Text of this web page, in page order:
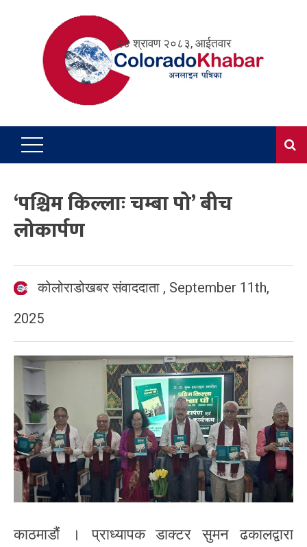
२४ श्रावण २०८३, आईतवार
‘पश्चिम किल्लाः चम्बा पो’ बीच
लोकार्पण
कोलोराडोखबर संवाददाता , September 11th,
2025
काठमाडौं । प्राध्यापक डाक्टर सुमन ढकालद्वारा